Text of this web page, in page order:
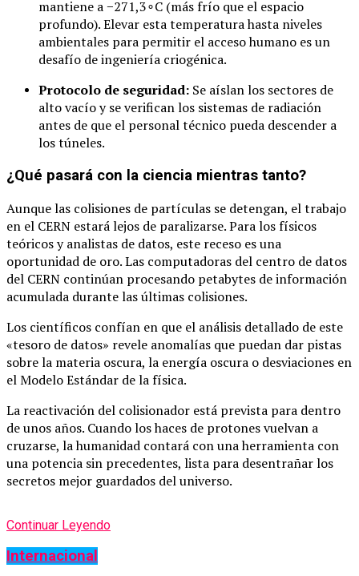
mantiene a−271,3∘C (más frío que el espacio
profundo). Elevar esta temperatura hasta niveles
ambientales para permitir el acceso humano es un
desafío de ingeniería criogénica.
Protocolo de seguridad: Se aíslan los sectores de
alto vacío y se verifican los sistemas de radiación
antes de que el personal técnico pueda descender a
los túneles.
¿Qué pasará con la ciencia mientras tanto?
Aunque las colisiones de partículas se detengan, el trabajo
en el CERN estará lejos de paralizarse. Para los físicos
teóricos y analistas de datos, este receso es una
oportunidad de oro. Las computadoras del centro de datos
del CERN continúan procesando petabytes de información
acumulada durante las últimas colisiones.
Los científicos confían en que el análisis detallado de este
«tesoro de datos» revele anomalías que puedan dar pistas
sobre la materia oscura, la energía oscura o desviaciones en
el Modelo Estándar de la física.
La reactivación del colisionador está prevista para dentro
de unos años. Cuando los haces de protones vuelvan a
cruzarse, la humanidad contará con una herramienta con
una potencia sin precedentes, lista para desentrañar los
secretos mejor guardados del universo.
Continuar Leyendo
Internacional